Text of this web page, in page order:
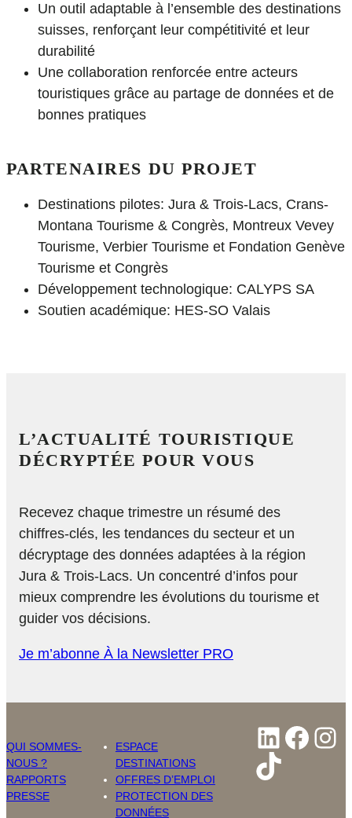
Un outil adaptable à l’ensemble des destinations
suisses, renforçant leur compétitivité et leur
durabilité
Une collaboration renforcée entre acteurs
touristiques grâce au partage de données et de
bonnes pratiques
PARTENAIRES DU PROJET
Destinations pilotes: Jura & Trois-Lacs, Crans-
Montana Tourisme & Congrès, Montreux Vevey
Tourisme, Verbier Tourisme et Fondation Genève
Tourisme et Congrès
Développement technologique: CALYPS SA
Soutien académique: HES-SO Valais
L’ACTUALITÉ TOURISTIQUE
DÉCRYPTÉE POUR VOUS
Recevez chaque trimestre un résumé des
chiffres-clés, les tendances du secteur et un
décryptage des données adaptées à la région
Jura & Trois-Lacs. Un concentré d’infos pour
mieux comprendre les évolutions du tourisme et
guider vos décisions.
Je m’abonne À la Newsletter PRO
QUI SOMMES-
NOUS ?
RAPPORTS
PRESSE
ESPACE
DESTINATIONS
OFFRES D’EMPLOI
PROTECTION DES
DONNÉES
TikTok